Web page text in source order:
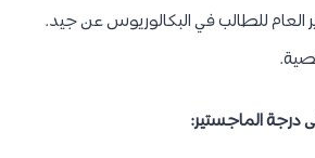
العام للطالب في البكالوريوس عن جيد.
الماجستير: